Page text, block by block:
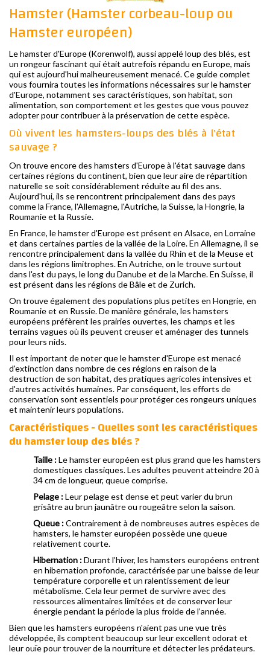
Hamster (Hamster corbeau-loup ou
Hamster européen)
Le hamster d'Europe (Korenwolf), aussi appelé loup des blés, est
un rongeur fascinant qui était autrefois répandu en Europe, mais
qui est aujourd'hui malheureusement menacé. Ce guide complet
vous fournira toutes les informations nécessaires sur le hamster
d'Europe, notamment ses caractéristiques, son habitat, son
alimentation, son comportement et les gestes que vous pouvez
adopter pour contribuer à la préservation de cette espèce.
Où vivent les hamsters-loups des blés à l'état
sauvage ?
On trouve encore des hamsters d'Europe à l'état sauvage dans
certaines régions du continent, bien que leur aire de répartition
naturelle se soit considérablement réduite au fil des ans.
Aujourd'hui, ils se rencontrent principalement dans des pays
comme la France, l'Allemagne, l'Autriche, la Suisse, la Hongrie, la
Roumanie et la Russie.
En France, le hamster d'Europe est présent en Alsace, en Lorraine
et dans certaines parties de la vallée de la Loire. En Allemagne, il se
rencontre principalement dans la vallée du Rhin et de la Meuse et
dans les régions limitrophes. En Autriche, on le trouve surtout
dans l'est du pays, le long du Danube et de la Marche. En Suisse, il
est présent dans les régions de Bâle et de Zurich.
On trouve également des populations plus petites en Hongrie, en
Roumanie et en Russie. De manière générale, les hamsters
européens préfèrent les prairies ouvertes, les champs et les
terrains vagues où ils peuvent creuser et aménager des tunnels
pour leurs nids.
Il est important de noter que le hamster d'Europe est menacé
d'extinction dans nombre de ces régions en raison de la
destruction de son habitat, des pratiques agricoles intensives et
d'autres activités humaines. Par conséquent, les efforts de
conservation sont essentiels pour protéger ces rongeurs uniques
et maintenir leurs populations.
Caractéristiques - Quelles sont les caractéristiques
du hamster loup des blés ?
Taille :Le hamster européen est plus grand que les hamsters
domestiques classiques. Les adultes peuvent atteindre 20 à
34 cm de longueur, queue comprise.
Pelage :Leur pelage est dense et peut varier du brun
grisâtre au brun jaunâtre ou rougeâtre selon la saison.
Queue :Contrairement à de nombreuses autres espèces de
hamsters, le hamster européen possède une queue
relativement courte.
Hibernation :Durant l’hiver, les hamsters européens entrent
en hibernation profonde, caractérisée par une baisse de leur
température corporelle et un ralentissement de leur
métabolisme. Cela leur permet de survivre avec des
ressources alimentaires limitées et de conserver leur
énergie pendant la période la plus froide de l’année.
Bien que les hamsters européens n'aient pas une vue très
développée, ils comptent beaucoup sur leur excellent odorat et
leur ouïe pour trouver de la nourriture et détecter les prédateurs.